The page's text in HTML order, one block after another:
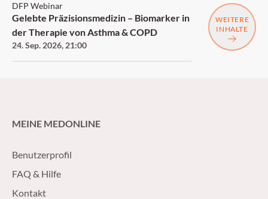
DFP Webinar
Gelebte Präzisionsmedizin – Biomarker in
der Therapie von Asthma & COPD
24. Sep. 2026, 21:00
WEITERE
INHALTE
MEINE MEDONLINE
Benutzerprofil
FAQ & Hilfe
Kontakt